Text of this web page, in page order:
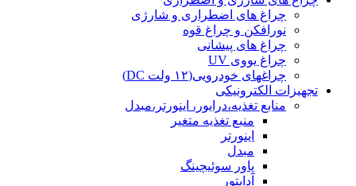
چراغ های اضطراری و شارژی
نورافکن و چراغ قوه
چراغ های پیشانی
چراغ یووی UV
چراغهای خودرویی(۱۲ ولت DC)
تجهیزات الکترونیکی
منابع تغذیه،درایور، اینورتر،مبدل
منبع تغذیه متغیر
اینورتر
مبدل
پاور سوئیچینگ
آداپتور